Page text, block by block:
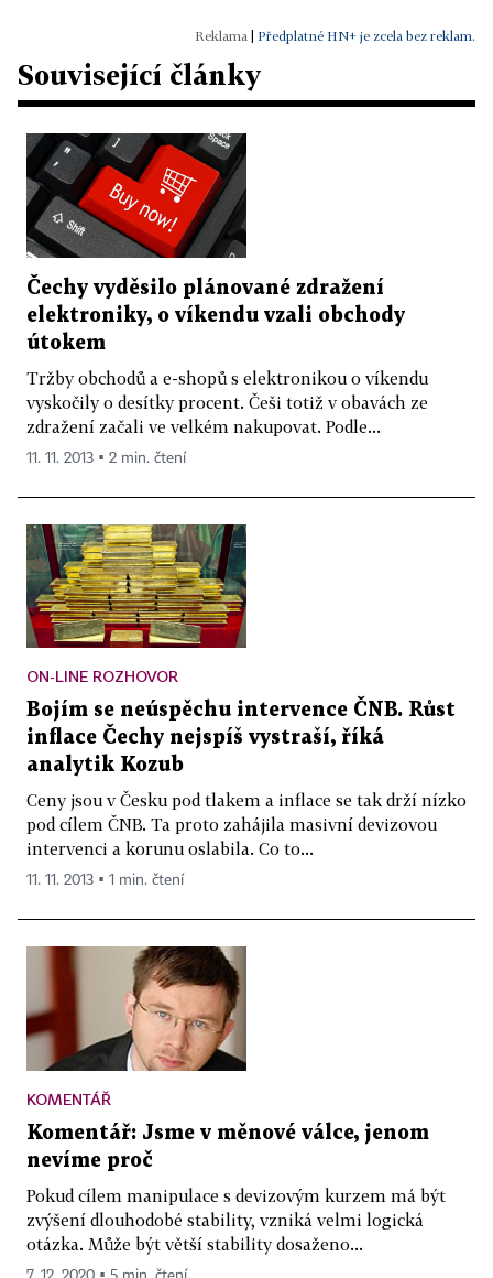
Předplatné HN+ je zcela bez reklam.
Související články
Čechy vyděsilo plánované zdražení
elektroniky, o víkendu vzali obchody
útokem
Tržby obchodů a e-shopů s elektronikou o víkendu
vyskočily o desítky procent. Češi totiž v obavách ze
zdražení začali ve velkém nakupovat. Podle...
11. 11. 2013 ▪ 2 min. čtení
ON-LINE ROZHOVOR
Bojím se neúspěchu intervence ČNB. Růst
inflace Čechy nejspíš vystraší, říká
analytik Kozub
Ceny jsou v Česku pod tlakem a inflace se tak drží nízko
pod cílem ČNB. Ta proto zahájila masivní devizovou
intervenci a korunu oslabila. Co to...
11. 11. 2013 ▪ 1 min. čtení
KOMENTÁŘ
Komentář: Jsme v měnové válce, jenom
nevíme proč
Pokud cílem manipulace s devizovým kurzem má být
zvýšení dlouhodobé stability, vzniká velmi logická
otázka. Může být větší stability dosaženo...